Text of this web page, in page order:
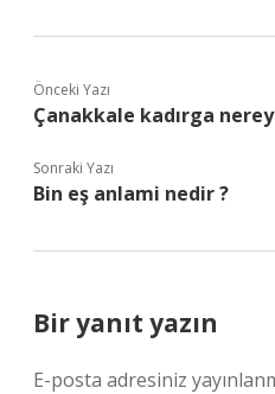
Önceki Yazı
Çanakkale kadırga
Sonraki Yazı
Bin eş anlami nedir ?
Bir yanıt yazın
E-posta adresiniz